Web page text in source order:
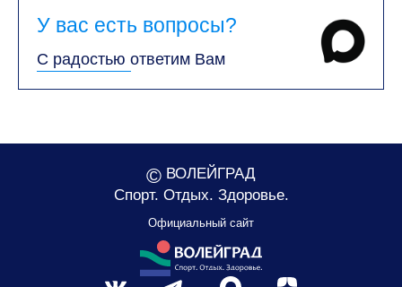
У вас есть вопросы?
С радостью ответим Вам
© ВОЛЕЙГРАД
Спорт. Отдых. Здоровье.
Официальный сайт